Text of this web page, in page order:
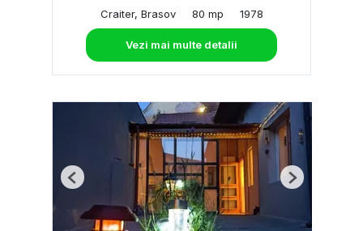
Craiter, Brasov 80 mp 1978
Vezi mai multe detalii
Previous Next